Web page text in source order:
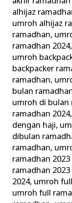
alhijaz
umroh alhijaz
ramadhan,
ramadhan 2024,
umroh
backpacker
ramadhan,
bulan
umroh di bulan
ramadhan 2024,
dengan haji,
dibulan
ramadhan,
ramadhan
ramadhan
2024, umroh
umroh full